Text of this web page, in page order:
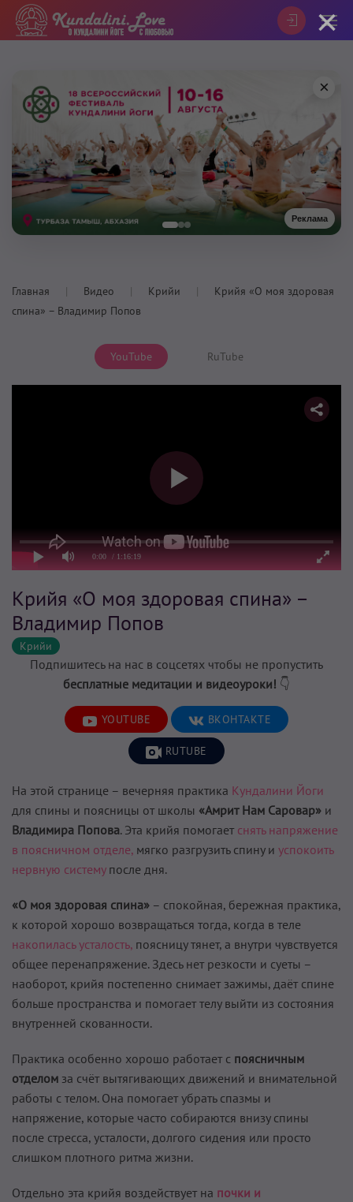
Реклама
×
Главная Видео Крийи
Крийя «О моя здоровая
спина» – Владимир Попов
YouTube RuTube
0:00 / 1:16:19
Крийя «О моя здоровая спина» –
Владимир Попов
Крийи
Подпишитесь на нас в соцсетях чтобы не пропустить
бесплатные медитации и видеоуроки! 👇
YOUTUBE ВКОНТАКТЕ
RUTUBE
На этой странице – вечерняя практика Кундалини Йоги
для спины и поясницы от школы «Амрит Нам Саровар» и
Владимира Попова. Эта крийя помогает снять напряжение
в поясничном отделе, мягко разгрузить спину и успокоить
нервную системупосле дня.
«О моя здоровая спина» – спокойная, бережная практика,
к которой хорошо возвращаться тогда, когда в теле
накопилась усталость, поясницу тянет, а внутри чувствуется
общее перенапряжение. Здесь нет резкости и суеты –
наоборот, крийя постепенно снимает зажимы, даёт спине
больше пространства и помогает телу выйти из состояния
внутренней скованности.
Практика особенно хорошо работает с поясничным
отделом за счёт вытягивающих движений и внимательной
работы с телом. Она помогает убрать спазмы и
напряжение, которые часто собираются внизу спины
после стресса, усталости, долгого сидения или просто
слишком плотного ритма жизни.
Отдельно эта крийя воздействует на почки и
×